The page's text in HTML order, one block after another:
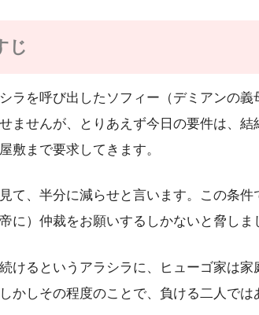
じ
ラを呼び出したソフィー（デミアンの義
ませんが、とりあえず今日の要件は、結
敷まで要求してきます。
て、半分に減らせと言います。この条件
に）仲裁をお願いするしかないと脅しま
けるというアラシラに、ヒューゴ家は家
かしその程度のことで、負ける二人では